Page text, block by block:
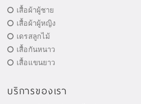
เสื้อผ้าผู้ชาย
เสื้อผ้าผู้หญิง
เดรสลูกไม้
เสื้อกันหนาว
เสื้อแขนยาว
บริการของเรา